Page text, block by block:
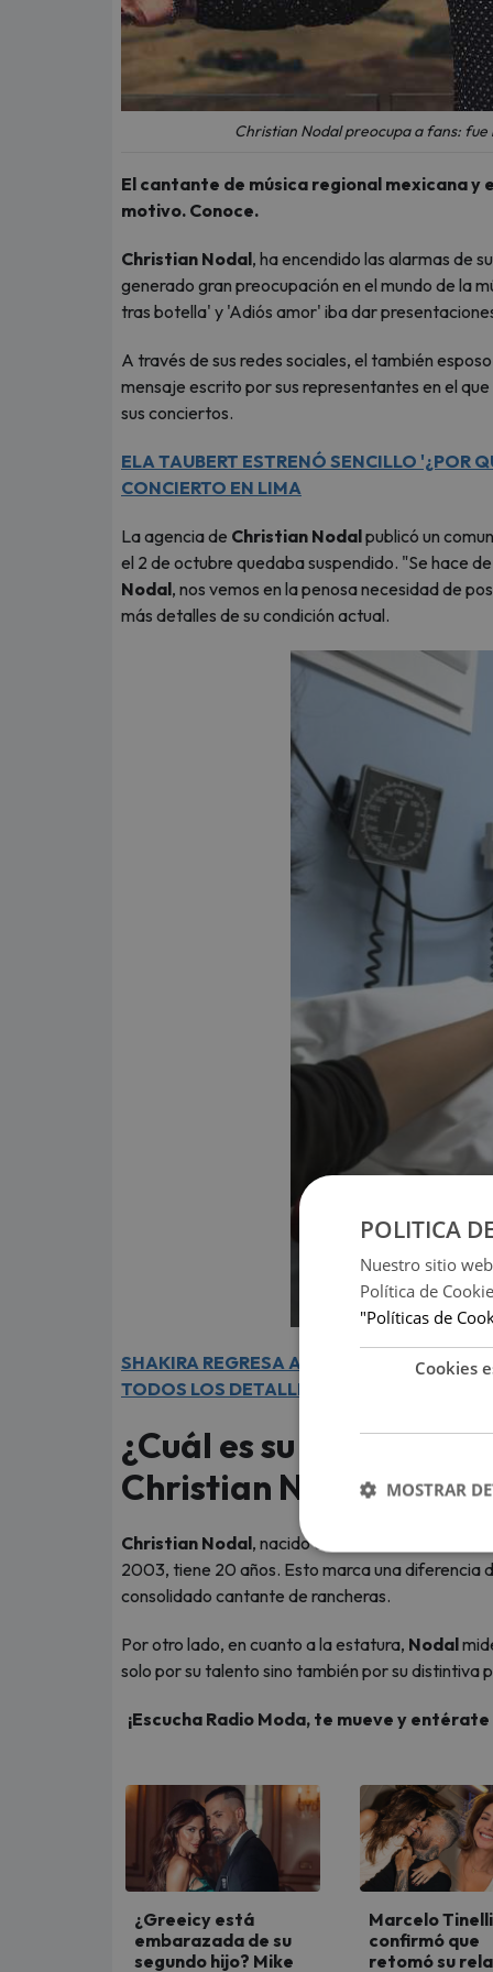
Christian Nodal preocupa a fans:
El cantante de música regional mexicana
motivo. Conoce.
Christian Nodal, ha encendido las alarmas de
generado gran preocupación en el mundo de la
tras botella' y 'Adiós amor' iba dar
A través de sus redes sociales, el también
mensaje escrito por sus representantes en el
sus conciertos.
ELA TAUBERT ESTRENÓ SENCILLO '¿POR
CONCIERTO EN LIMA
La agencia de Christian Nodalpublicó un
el 2 de octubre quedaba suspendido. "Se hace
Nodal, nos vemos en la penosa necesidad de
más detalles de su condición actual.
SHAKIRA REGRESA A LIMA CON SU TOUR
TODOS LOS DETALLES
¿Cuál es su
Christian Nodal y
Christian Nodal, nacido el 11 de enero de
2003, tiene 20 años. Esto marca una diferencia
consolidado cantante de rancheras.
Por otro lado, en cuanto a la estatura, Nodal
solo por su talento sino también por su distintiva
¡Escucha Radio Moda, te mueve y
¿Greeicy está
embarazada de su
segundo hijo? Mike
Marcelo Tinelli
confirmó que
retomó su
POLITICA
Nuestro sitio
Política de
"Políticas de
Cookies
MOSTRAR